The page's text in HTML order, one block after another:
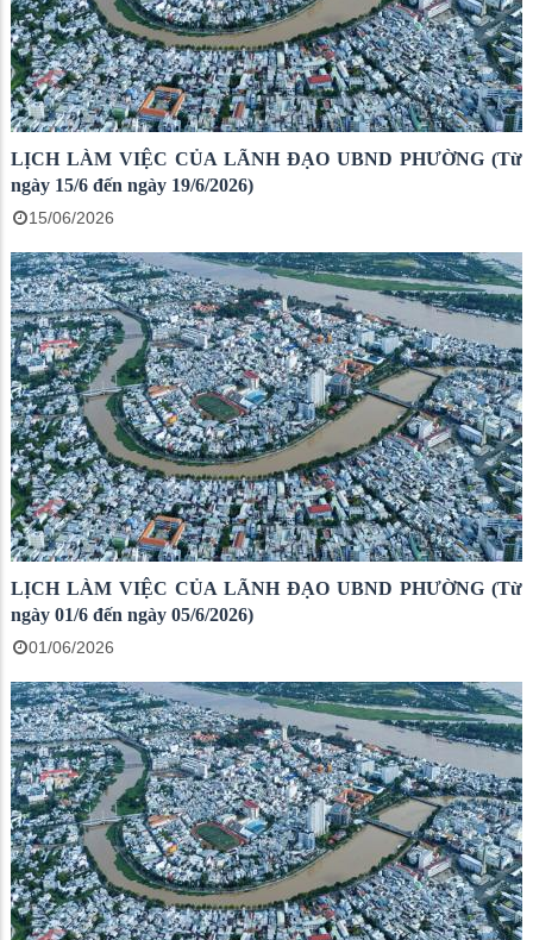
LỊCH LÀM VIỆC CỦA LÃNH ĐẠO UBND PHƯỜNG (Từ
ngày 15/6 đến ngày 19/6/2026)
15/06/2026
LỊCH LÀM VIỆC CỦA LÃNH ĐẠO UBND PHƯỜNG (Từ
ngày 01/6 đến ngày 05/6/2026)
01/06/2026